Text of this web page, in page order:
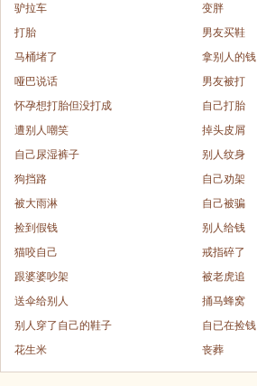
驴拉车
变胖
打胎
男友买鞋
马桶堵了
拿别人的钱
哑巴说话
男友被打
怀孕想打胎但没打成
自己打胎
遭别人嘲笑
掉头皮屑
自己尿湿裤子
别人纹身
狗挡路
自己劝架
被大雨淋
自己被骗
捡到假钱
别人给钱
猫咬自己
戒指碎了
跟婆婆吵架
被老虎追
送伞给别人
捅马蜂窝
别人穿了自己的鞋子
自已在捡钱
花生米
丧葬